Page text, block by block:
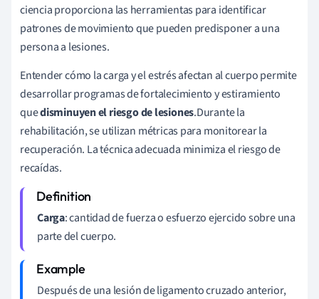
ciencia proporciona las herramientas para identificar
patrones de movimiento que pueden predisponer a una
persona a lesiones.
Entender cómo la carga y el estrés afectan al cuerpo permite
desarrollar programas de fortalecimiento y estiramiento
quedisminuyen el riesgo de lesiones.Durante la
rehabilitación, se utilizan métricas para monitorear la
recuperación. La técnica adecuada minimiza el riesgo de
recaídas.
Carga: cantidad de fuerza o esfuerzo ejercido sobre una
parte del cuerpo.
Después de una lesión de ligamento cruzado anterior,